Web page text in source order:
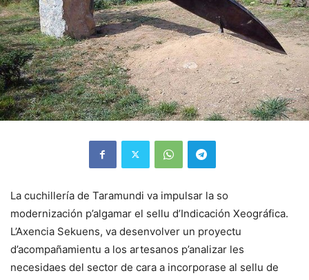
La cuchillería de Taramundi va impulsar la so
modernización p’algamar el sellu d’Indicación Xeográfica.
L’Axencia Sekuens, va desenvolver un proyectu
d’acompañamientu a los artesanos p’analizar les
necesidaes del sector de cara a incorporase al sellu de